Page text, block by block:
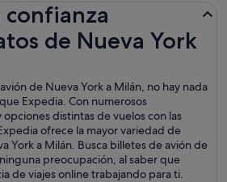
confianza
de Nueva York
de Nueva York a Milán, no hay nada
Expedia. Con numerosos
distintas de vuelos con las
ofrece la mayor variedad de
York a Milán. Busca billetes de avión de
preocupación, al saber que
de viajes online trabajando para ti.
York a Milán